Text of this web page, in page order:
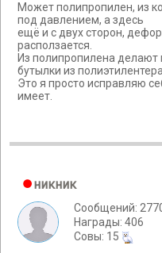
Может полипропилен, из
под давлением, а здесь
ещё и с двух сторон,
расползается.
Из полипропилена делают
бутылки из
Это я просто исправляю
имеет.
никник
Сообщений:
Награды: 406
Cовы: 15